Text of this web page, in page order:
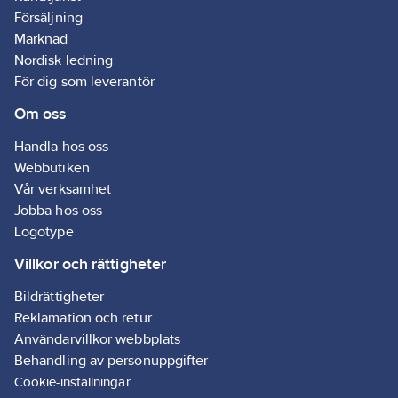
Försäljning
Marknad
Nordisk ledning
För dig som leverantör
Om oss
Handla hos oss
Webbutiken
Vår verksamhet
Jobba hos oss
Logotype
Villkor och rättigheter
Bildrättigheter
Reklamation och retur
Användarvillkor webbplats
Behandling av personuppgifter
Cookie-inställningar